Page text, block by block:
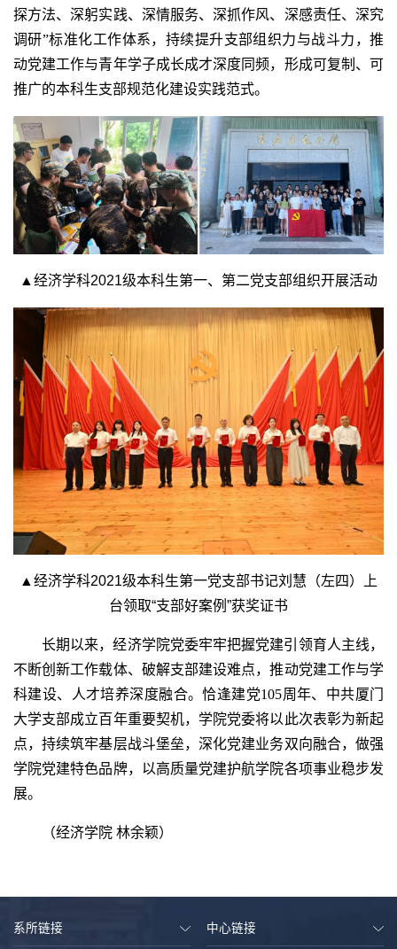
探方法、深躬实践、深情服务、深抓作风、深感责任、深究
调研”标准化工作体系，持续提升支部组织力与战斗力，推
动党建工作与青年学子成长成才深度同频，形成可复制、 可
推广的本科生支部规范化建设实践范式。
▲ 经济学科2021级本科生第一、第二党支部组织开展活动
▲ 经济学科2021级本科生第一党支部书记刘慧（左四）上
台领取“支部好案例”获奖证书
长期以来，经济学院党委牢牢把握党建引领育人主线，
不断创新工作载体、破解支部建设难点，推动党建工作与学
科建设、人才培养深度融合。恰逢建党105周年、中共厦门
大学支部成立百年重要契机，学院党委将以此次表彰为新起
点，持续筑牢基层战斗堡垒，深化党建业务双向融合，做强
学院党建特色品牌，以高质量党建护航学院各项事业稳步发
展。
（经济学院 林余颖）
系所链接 中心链接